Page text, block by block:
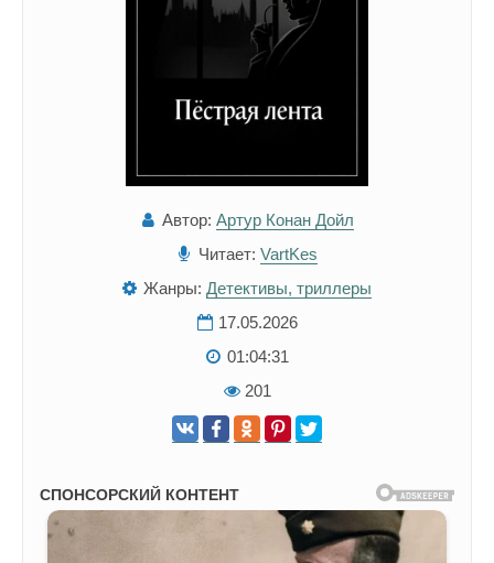
Автор: Артур Конан Дойл
Читает: VartKes
Жанры: Детективы, триллеры
17.05.2026
01:04:31
201